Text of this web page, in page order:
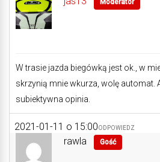
Moderator
W trasie jazda biegówką jest ok., w
skrzynią mnie wkurza, wolę automat.
subiektywna opinia.
2021-01-11 o 15:00ODPOWIEDZ
rawla Gość